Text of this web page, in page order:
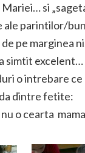
si
ale parintilor/
pe marginea
simtit excelent…
o intrebare
dintre fetite:
nu o cearta